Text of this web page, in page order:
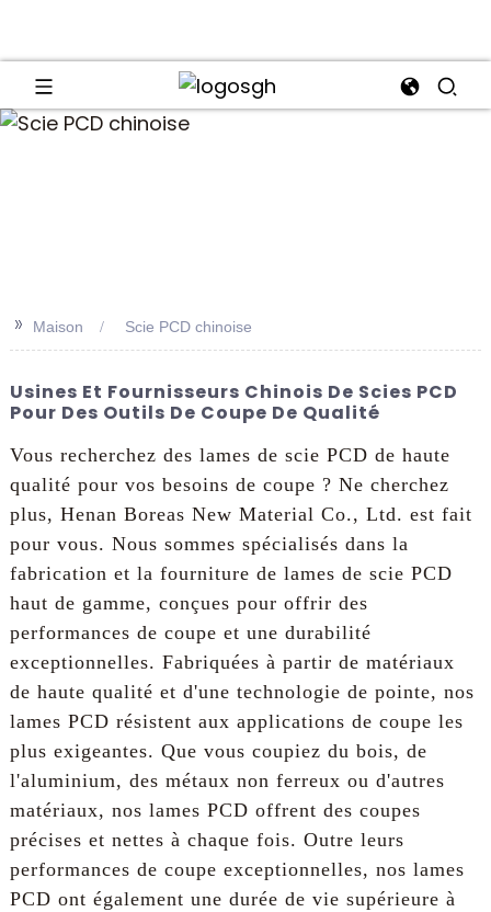
>> Maison Scie PCD chinoise
Usines Et Fournisseurs Chinois De Scies PCD
Pour Des Outils De Coupe De Qualité
Vous recherchez des lames de scie PCD de haute
qualité pour vos besoins de coupe ? Ne cherchez
plus, Henan Boreas New Material Co., Ltd. est fait
pour vous. Nous sommes spécialisés dans la
fabrication et la fourniture de lames de scie PCD
haut de gamme, conçues pour offrir des
performances de coupe et une durabilité
exceptionnelles. Fabriquées à partir de matériaux
de haute qualité et d'une technologie de pointe, nos
lames PCD résistent aux applications de coupe les
plus exigeantes. Que vous coupiez du bois, de
l'aluminium, des métaux non ferreux ou d'autres
matériaux, nos lames PCD offrent des coupes
précises et nettes à chaque fois. Outre leurs
performances de coupe exceptionnelles, nos lames
PCD ont également une durée de vie supérieure à